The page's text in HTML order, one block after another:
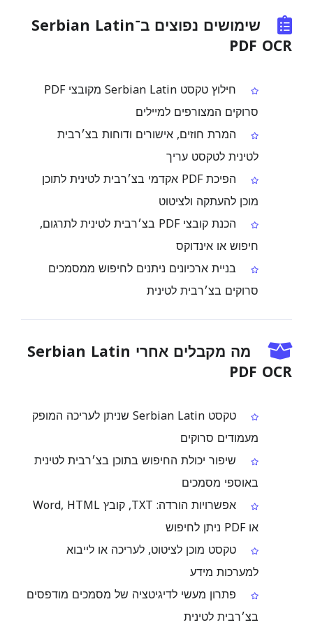
שימושים נפוצים ב־Serbian Latin
PDF OCR
חילוץ טקסט Serbian Latin מקובצי PDF
סרוקים המצורפים למיילים
המרת חוזים, אישורים ודוחות בצ׳רבית
לטינית לטקסט עריך
הפיכת PDF אקדמי בצ׳רבית לטינית לתוכן
מוכן להעתקה ולציטוט
הכנת קובצי PDF בצ׳רבית לטינית לתרגום,
חיפוש או אינדוקס
בניית ארכיונים ניתנים לחיפוש ממסמכים
סרוקים בצ׳רבית לטינית
מה מקבלים אחרי Serbian Latin
PDF OCR
טקסט Serbian Latin שניתן לעריכה המופק
מעמודים סרוקים
שיפור יכולת החיפוש בתוכן בצ׳רבית לטינית
באוספי מסמכים
אפשרויות הורדה: TXT, קובץ Word, HTML
או PDF ניתן לחיפוש
טקסט מוכן לציטוט, לעריכה או לייבוא
למערכות מידע
פתרון מעשי לדיגיטציה של מסמכים מודפסים
בצ׳רבית לטינית